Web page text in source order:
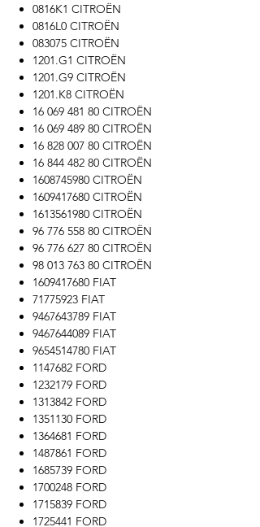
0816K1 CITROËN
0816L0 CITROËN
083075 CITROËN
1201.G1 CITROËN
1201.G9 CITROËN
1201.K8 CITROËN
16 069 481 80 CITROËN
16 069 489 80 CITROËN
16 828 007 80 CITROËN
16 844 482 80 CITROËN
1608745980 CITROËN
1609417680 CITROËN
1613561980 CITROËN
96 776 558 80 CITROËN
96 776 627 80 CITROËN
98 013 763 80 CITROËN
1609417680 FIAT
71775923 FIAT
9467643789 FIAT
9467644089 FIAT
9654514780 FIAT
1147682 FORD
1232179 FORD
1313842 FORD
1351130 FORD
1364681 FORD
1487861 FORD
1685739 FORD
1700248 FORD
1715839 FORD
1725441 FORD